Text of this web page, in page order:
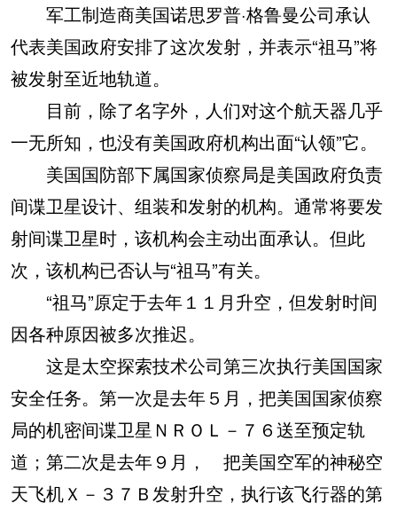
军工制造商美国诺思罗普·格鲁曼公司承认
代表美国政府安排了这次发射，并表示“祖马”将
被发射至近地轨道。
目前，除了名字外，人们对这个航天器几乎
一无所知，也没有美国政府机构出面“认领”它。
美国国防部下属国家侦察局是美国政府负责
间谍卫星设计、组装和发射的机构。通常将要发
射间谍卫星时，该机构会主动出面承认。但此
次，该机构已否认与“祖马”有关。
“祖马”原定于去年１１月升空，但发射时间
因各种原因被多次推迟。
这是太空探索技术公司第三次执行美国国家
安全任务。第一次是去年５月，把美国国家侦察
局的机密间谍卫星ＮＲＯＬ－７６送至预定轨
道；第二次是去年９月， 把美国空军的神秘空
天飞机Ｘ－３７Ｂ发射升空，执行该飞行器的第